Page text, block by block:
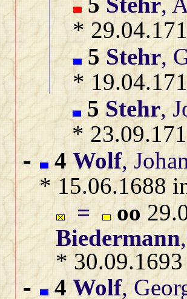
*
5 Stehr,
*
5 Stehr,
*
- 4 Wolf,
* 15.06.1688
=
oo
Biedermann
*
- 4 Wolf,